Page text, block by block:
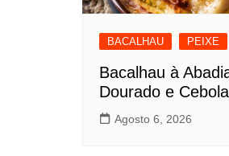
BACALHAU PEIXE
Bacalhau à
Dourado e
Agosto 6, 2026